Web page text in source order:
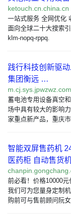
ketouch.cn.china.cn
一站式服务 全网优化
面向全球二十大搜索
klm-nopq-rppq.
践行科技创新驱
集团衡远 …
蓄电池专用设备真空
场中具有较大的影响
家重点新产品，重庆
智能双屏售药机
医药柜 自动售货
前必看！价格10000元
我们可为您量身定制
购前可与售前顾问阮